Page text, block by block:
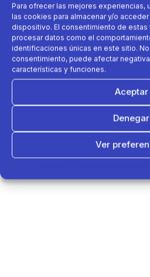
Para ofrecer las mejores experiencias,
las cookies para almacenar y/o
dispositivo. El consentimiento de
procesar datos como el
identificaciones únicas en este sitio.
consentimiento, puede afectar
características y funciones.
Aceptar
Denegar
Ver